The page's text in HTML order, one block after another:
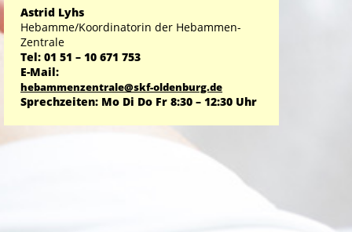
Astrid Lyhs
Hebamme/Koordinatorin der Hebammen-
Zentrale
Tel: 01 51 – 10 671 753
E-Mail:
hebammenzentrale@skf-oldenburg.de
Sprechzeiten: Mo Di Do Fr 8:30 – 12:30 Uhr